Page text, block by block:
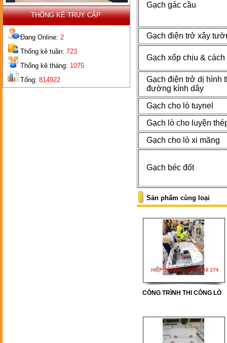
GẠCH
BÉC
GẠCH
THỐNG KÊ TRUY CẬP
Đang Online:2
Thống kê tuần:723
Thống kê tháng: 1075
Tổng:814922
Gạch gác cầu
Gạch điện trở xây
Gạch xốp chịu & cách
Gạch điện trở dị hình
đường kính dây
Gạch cho lò tuynel
Gạch lò cho luyện
Gạch cho lò xi măng
Gạch béc đốt
Sản phẩm cùng loại
CÔNG TRÌNH THI CÔNG LÒ